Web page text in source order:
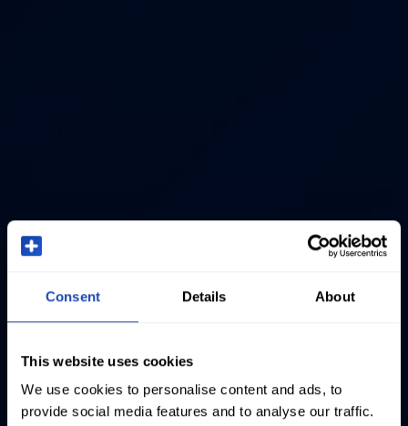
Consent Details About
This website uses cookies
We use cookies to personalise content and ads, to
provide social media features and to analyse our traffic.